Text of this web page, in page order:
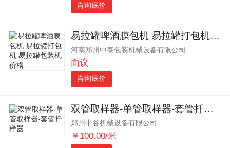
咨询底价
易拉罐啤酒膜包机 易拉罐打包机 易拉罐包装机价格
河南郑州中泰包装机械设备有限公司
面议
咨询底价
双管取样器-单管取样器-套管扦样器
郑州中谷机械设备有限公司
￥100.00/米